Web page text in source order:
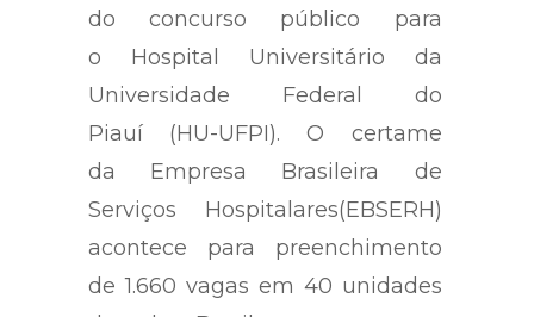
do concurso público para
o Hospital Universitário da
Universidade Federal do
Piauí (HU-UFPI). O certame
da Empresa Brasileira de
Serviços Hospitalares(EBSERH)
acontece para preenchimento
de 1.660 vagas em 40 unidades